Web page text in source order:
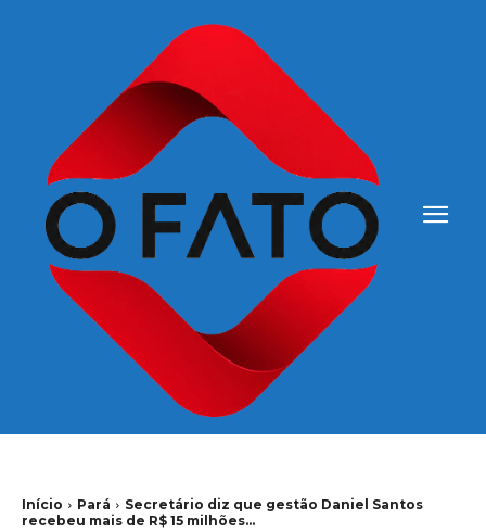
Início Pará
Secretário diz que gestão Daniel Santos
recebeu mais de R$ 15 milhões...